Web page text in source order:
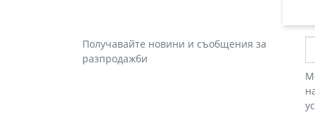
Получавайте новини и съобщения за
разпродажби